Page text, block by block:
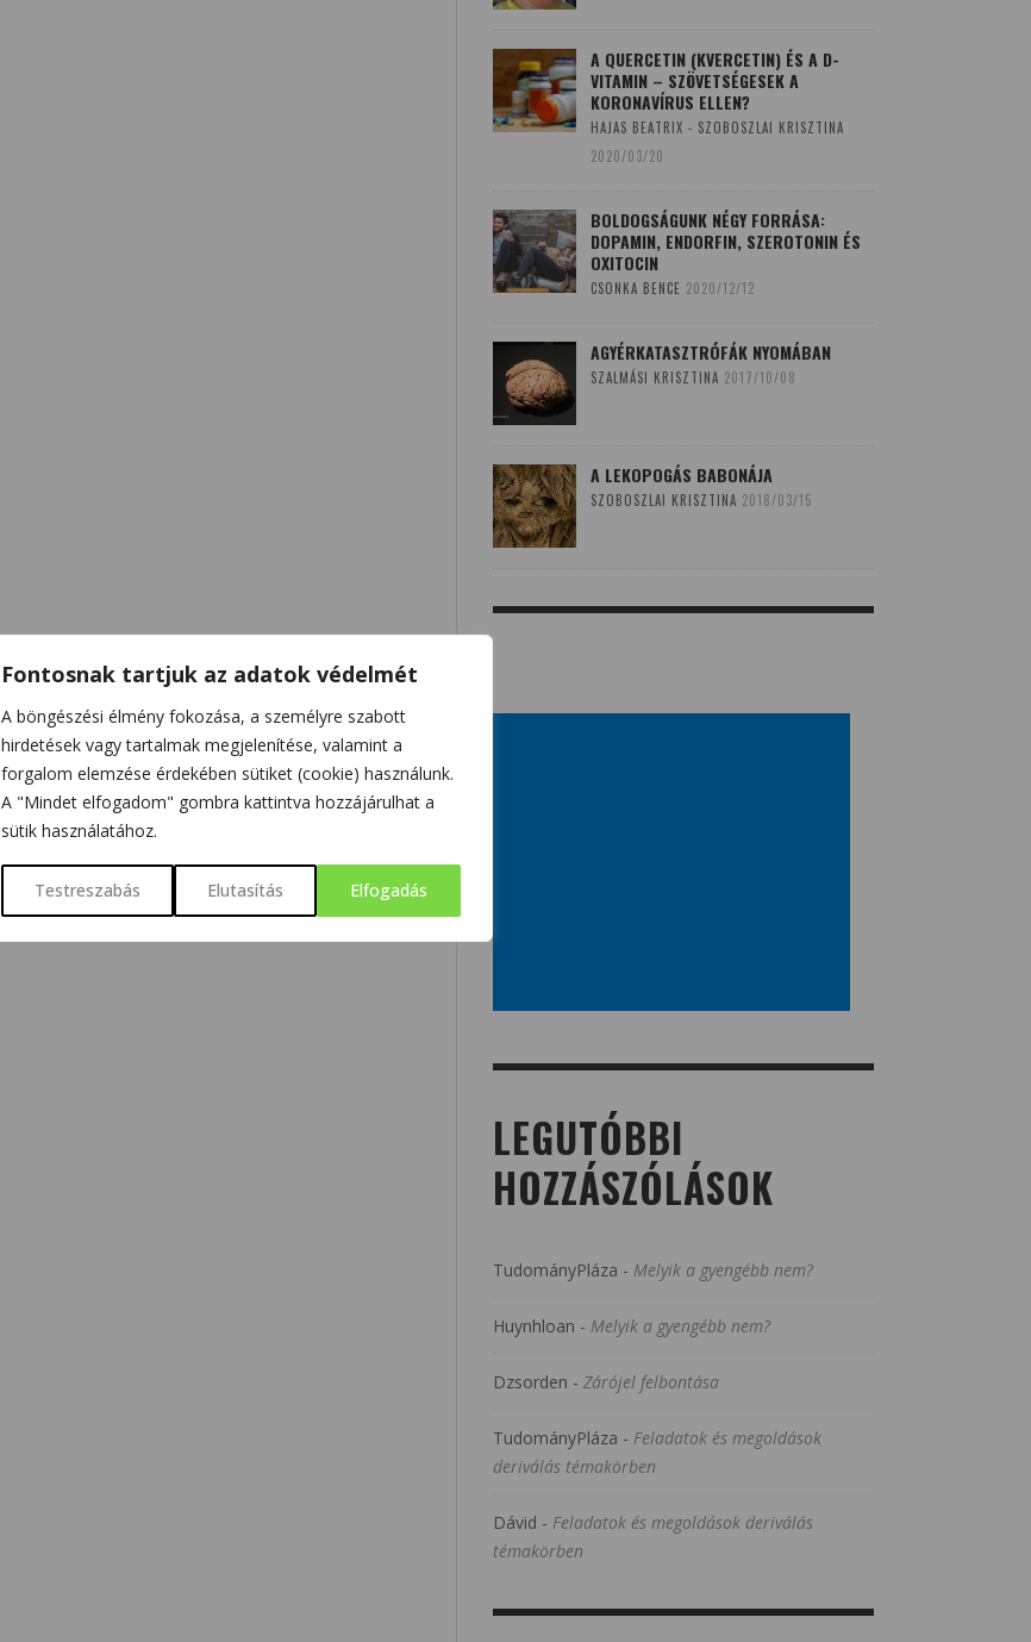
Fontosnak tartjuk az adatok védelmét
A böngészési élmény fokozása, a személyre szabott
hirdetések vagy tartalmak megjelenítése, valamint a
forgalom elemzése érdekében sütiket (cookie) használunk.
A "Mindet elfogadom" gombra kattintva hozzájárulhat a
sütik használatához.
Testreszabás Elutasítás Elfogadás
A QUERCETIN (KVERCETIN) ÉS A D-
VITAMIN – SZÖVETSÉGESEK A
KORONAVÍRUS ELLEN?
HAJAS BEATRIX - SZOBOSZLAI KRISZTINA
2020/03/20
BOLDOGSÁGUNK NÉGY FORRÁSA:
DOPAMIN, ENDORFIN, SZEROTONIN ÉS
OXITOCIN
CSONKA BENCE 2020/12/12
AGYÉRKATASZTRÓFÁK NYOMÁBAN
SZALMÁSI KRISZTINA 2017/10/08
A LEKOPOGÁS BABONÁJA
SZOBOSZLAI KRISZTINA 2018/03/15
LEGUTÓBBI
HOZZÁSZÓLÁSOK
TudományPláza - Melyik a gyengébb nem?
Huynhloan - Melyik a gyengébb nem?
Dzsorden - Zárójel felbontása
TudományPláza - Feladatok és megoldások
deriválás témakörben
Dávid - Feladatok és megoldások deriválás
témakörben